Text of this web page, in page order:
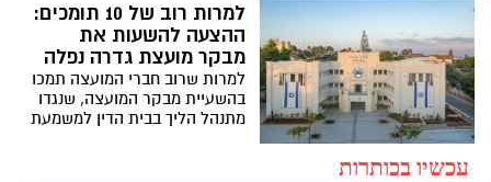
למרות רוב של 10 תומכים:
ההצעה להשעות את
מבקר מועצת גדרה נפלה
למרות שרוב חברי המועצה תמכו
בהשעיית מבקר המועצה, שנגדו
מתנהל הליך בבית הדין למשמעת
עכשיו בכותרות